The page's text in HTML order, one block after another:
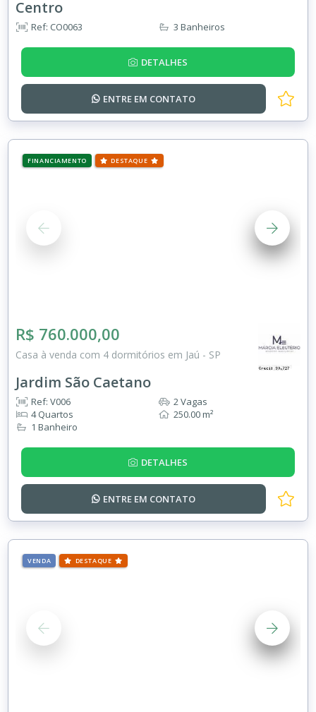
Centro
Ref: CO0063 3 Banheiros
DETALHES
ENTRE EM CONTATO
FINANCIAMENTO DESTAQUE
R$ 760.000,00
Casa à venda com 4 dormitórios em Jaú - SP
Jardim São Caetano
Ref: V006
4 Quartos
1 Banheiro
2 Vagas
250.00 m²
DETALHES
ENTRE EM CONTATO
VENDA DESTAQUE